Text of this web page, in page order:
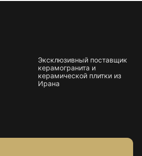
Эксклюзивный поставщик
керамогранита и
керамической плитки из
Ирана